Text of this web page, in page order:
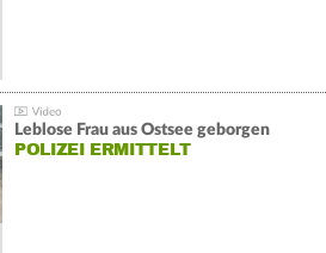
Leblose Frau aus Ostsee geborgen
POLIZEI ERMITTELT